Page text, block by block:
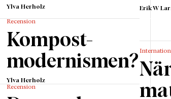
avsiktligt,
asymmetrier
”Diagnosen
Ylva Herholz
Recension
Kompost-
modernismen?
Ylva Herholz
Recension
Erik W